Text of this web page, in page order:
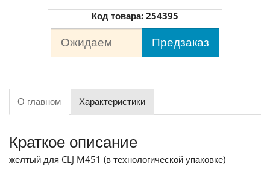
Код товара: 254395
Ожидаем Предзаказ
О главном Характеристики
Краткое описание
желтый для CLJ M451 (в технологической упаковке)